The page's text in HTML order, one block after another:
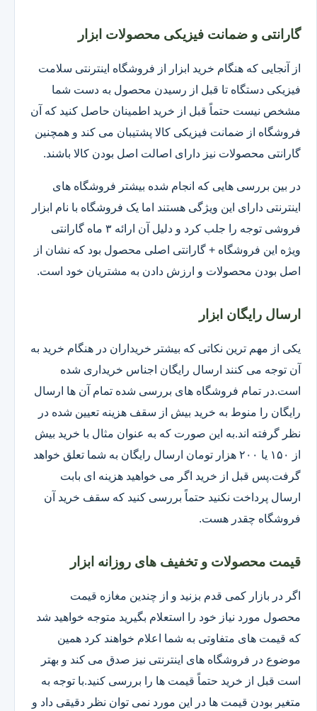
گارانتی و ضمانت فیزیکی محصولات ابزار
از آنجایی که هنگام خرید ابزار از فروشگاه اینترنتی سلامت
فیزیکی دستگاه تا قبل از رسیدن محصول به دست شما
مشخص نیست حتماً قبل از خرید اطمینان حاصل کنید که آن
فروشگاه از ضمانت فیزیکی کالا پشتیبان می کند و همچنین
گارانتی محصولات نیز دارای اصالت اصل بودن کالا باشند.
در بین بررسی هایی که انجام شده بیشتر فروشگاه های
اینترنتی دارای این ویژگی هستند اما یک فروشگاه با نام ابزار
فروشی توجه را جلب کرد و دلیل آن ارائه ۳ ماه گارانتی
ویژه این فروشگاه + گارانتی اصلی محصول بود که نشان از
اصل بودن محصولات و ارزش دادن به مشتریان خود است.
ارسال رایگان ابزار
یکی از مهم ترین نکاتی که بیشتر خریداران در هنگام خرید به
آن توجه می کنند ارسال رایگان اجناس خریداری شده
است.در تمام فروشگاه های بررسی شده تمام آن ها ارسال
رایگان را منوط به خرید بیش از سقف هزینه تعیین شده در
نظر گرفته اند.به این صورت که به عنوان مثال با خرید بیش
از ۱۵۰ یا ۲۰۰ هزار تومان ارسال رایگان به شما تعلق خواهد
گرفت.پس قبل از خرید اگر می خواهید هزینه ای بابت
ارسال پرداخت نکنید حتماً بررسی کنید که سقف خرید آن
فروشگاه چقدر هست.
قیمت محصولات و تخفیف های روزانه ابزار
اگر در بازار کمی قدم بزنید و از چندین مغازه قیمت
محصول مورد نیاز خود را استعلام بگیرید متوجه خواهید شد
که قیمت های متفاوتی به شما اعلام خواهند کرد همین
موضوع در فروشگاه های اینترنتی نیز صدق می کند و بهتر
است قبل از خرید حتماً قیمت ها را بررسی کنید.با توجه به
متغیر بودن قیمت ها در این مورد نمی توان نظر دقیقی داد و